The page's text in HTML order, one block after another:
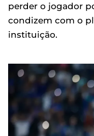
perder o jogador
condizem com o
instituição.